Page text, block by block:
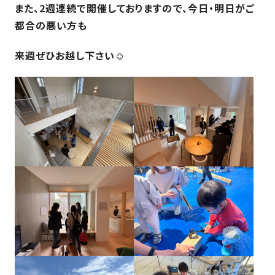
り
暮
し
を
守
る
技
術、
準
由
設
計
よ
く
る
質
問
ス
タ
フ・
大
工
紹
介
hanaco
SDGs
ル
ハ
ル
ハ
また、2週連続で開催しておりますので、今日・明日がご
都合の悪い方も
来週ぜひお越し下さい☺